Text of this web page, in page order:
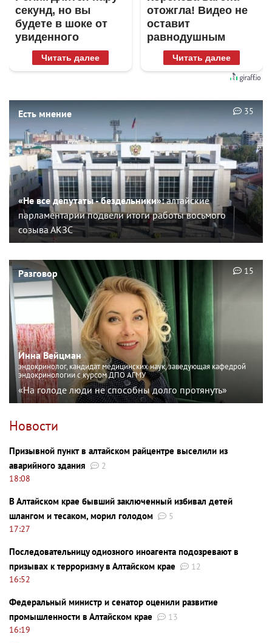
секунд, но вы
будете в шоке от
увиденного
Читать далее
отожгла! Видео не
оставит
равнодушным
Читать далее
Есть мнение
«Не все депутаты - бездельники»:алтайские
парламентарии подвели итоги работы восьмого
созыва АКЗС
35
Разговор
Инна Вейцман
эндокринолог, кандидат медицинских наук, заведующая кафедрой
эндокринологии с курсом ДПО АГМУ
«На голоде люди не способны долго протянуть»
15
Новости
Призывной пункт в алтайском райцентре выселили из
аварийного здания
2
18:08
В Алтайском крае бывший заключенный избивал детей
шлангом и тесаком, морил голодом
5
17:27
Последовательницу одиозного иноагента подозревают в
призывах к терроризму в Алтайском крае
12
16:52
Федеральный министр и сенатор оценили развитие
промышленности в Алтайском крае
13
16:19